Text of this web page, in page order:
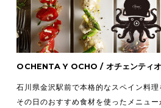
OCHENTA Y OCHO / オチェンティ
石川県金沢駅前で本格的なスペイン料理
その日のおすすめ食材を使ったメニュー